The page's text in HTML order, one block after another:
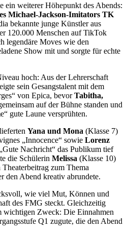
ein weiterer Höhepunkt des Abends:
Michael-Jackson-Imitators TK
bekannte junge Künstler aus
120.000 Menschen auf TikTok
legendäre Moves wie den
Show mit und sorgte für echte
hoch: Aus der Lehrerschaft
sein Gesangstalent mit dem
von Epica, bevorTabitha,
auf der Bühne standen und
gute Laune versprühten.
Yana und Mona (Klasse 7)
„Innocence“ sowie Lorenz
Nachricht“ das Publikum tief
die Schülerin Melissa (Klasse 10)
zum Thema
den Abend kreativ abrundete.
wie viel Mut, Können und
des FMG steckt. Gleichzeitig
wichtigen Zweck: Die Einnahmen
Q1 zugute, die den Abend